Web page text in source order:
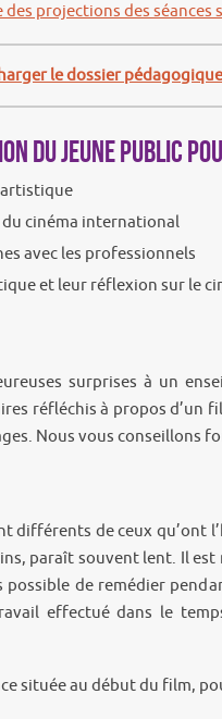
projections des
le dossier
du jeune public
cinéma international
avec les professionnels
et leur réflexion sur le
surprises à un
réfléchis à propos
Nous vous conseillons
de ceux qu’ont
paraît souvent lent. Il
de remédier
effectué dans le
située au début du film,